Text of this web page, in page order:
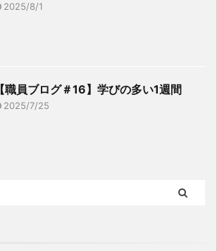
2025/8/1
【職員ブログ＃16】学びの多い1週間
2025/7/25